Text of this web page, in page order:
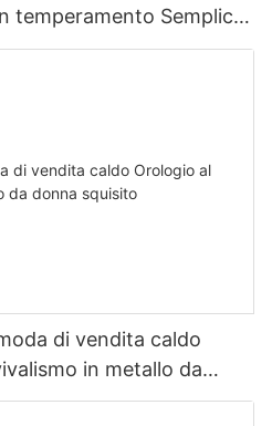
temperamento Semplice
di vendita caldo
in metallo da